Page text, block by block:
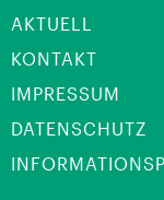
AKTUELL
KONTAKT
IMPRESSUM
DATENSCHUTZ